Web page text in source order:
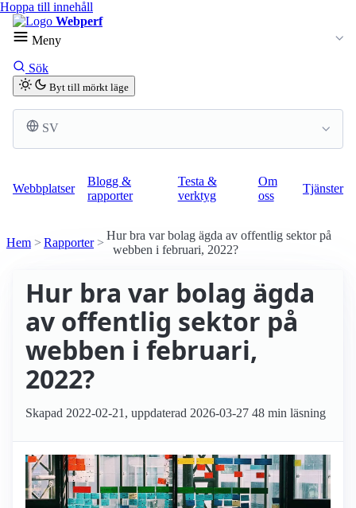
Hoppa till innehåll
Webperf
Meny
Sök
Byt till mörkt läge
SV
Webbplatser
Blogg &
rapporter
Testa &
verktyg
Om
oss
Tjänster
Hem Rapporter
Hur bra var bolag ägda av offentlig sektor på
webben i februari, 2022?
Hur bra var bolag ägda
av offentlig sektor på
webben i februari,
2022?
Skapad 2022-02-21 , uppdaterad 2026-03-27 48 min läsning